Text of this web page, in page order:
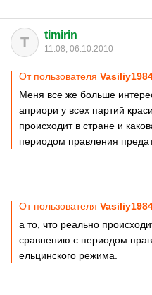
T timirin
11:08, 06.10.2010
От пользователя
Меня все же больше
априори у всех партий
происходит в стране и
периодом правления
От пользователя
а то, что реально
сравнению с периодом
ельцинского режима.